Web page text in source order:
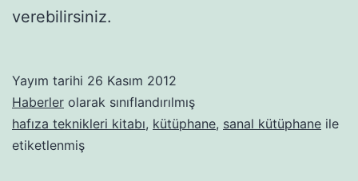
verebilirsiniz.
Yayım tarihi 26 Kasım 2012
Haberler olarak sınıflandırılmış
hafıza teknikleri kitabı, kütüphane, sanal kütüphane ile
etiketlenmiş